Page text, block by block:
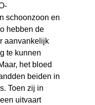
schoonzoon en
hebben de
aanvankelijk
te kunnen
het bloed
beiden in
Toen zij in
uitvaart